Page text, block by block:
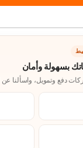
بسهولة وأمان
دفع وتمويل، واسألنا عن